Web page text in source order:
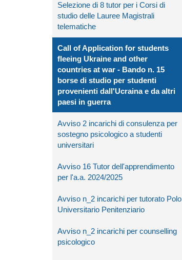
Selezione di 8 tutor per i Corsi di
studio delle Lauree Magistrali
telematiche
Call of Application for students
fleeing Ukraine and other
countries at war - Bando n. 15
borse di studio per studenti
provenienti dall'Ucraina e da altri
paesi in guerra
Avviso 2 incarichi di consulenza per
sostegno psicologico a studenti
universitari
Avviso 16 Tutor dell'apprendimento
per l'a.a. 2024/2025
Avviso n_2 incarichi per tutorato Polo
Universitario Penitenziario
Avviso n_2 incarichi per counselling
psicologico